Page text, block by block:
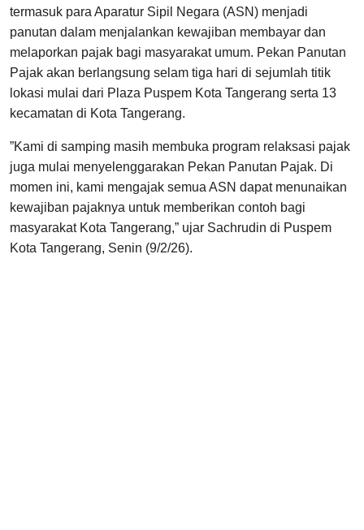
termasuk para Aparatur Sipil Negara (ASN) menjadi
panutan dalam menjalankan kewajiban membayar dan
melaporkan pajak bagi masyarakat umum. Pekan Panutan
Pajak akan berlangsung selam tiga hari di sejumlah titik
lokasi mulai dari Plaza Puspem Kota Tangerang serta 13
kecamatan di Kota Tangerang.
”Kami di samping masih membuka program relaksasi pajak
juga mulai menyelenggarakan Pekan Panutan Pajak. Di
momen ini, kami mengajak semua ASN dapat menunaikan
kewajiban pajaknya untuk memberikan contoh bagi
masyarakat Kota Tangerang,” ujar Sachrudin di Puspem
Kota Tangerang, Senin (9/2/26).